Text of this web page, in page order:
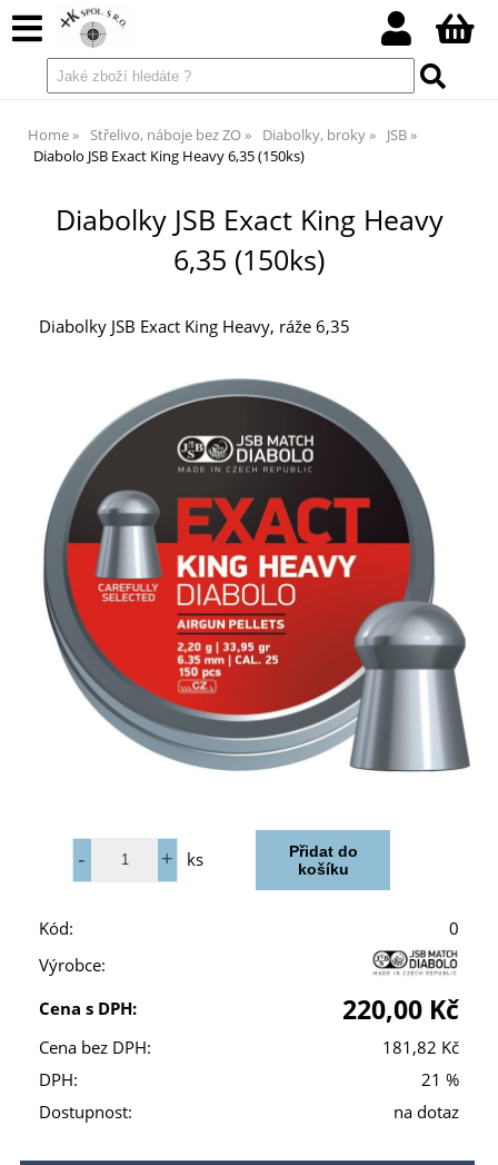
Home Střelivo, náboje bez ZO Diabolky, broky
JSB
Diabolo JSB Exact King Heavy 6,35 (150ks)
Diabolky JSB Exact King Heavy
6,35 (150ks)
Diabolky JSB Exact King Heavy, ráže 6,35
ks
Kód:
0
Výrobce:
Cena s DPH:
220,00 Kč
Cena bez DPH:
181,82 Kč
DPH:
21 %
Dostupnost:
na dotaz